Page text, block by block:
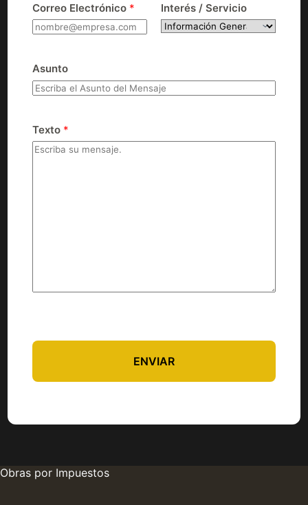
Correo Electrónico * Interés / Servicio
Asunto
Texto *
ENVIAR
Obras por Impuestos